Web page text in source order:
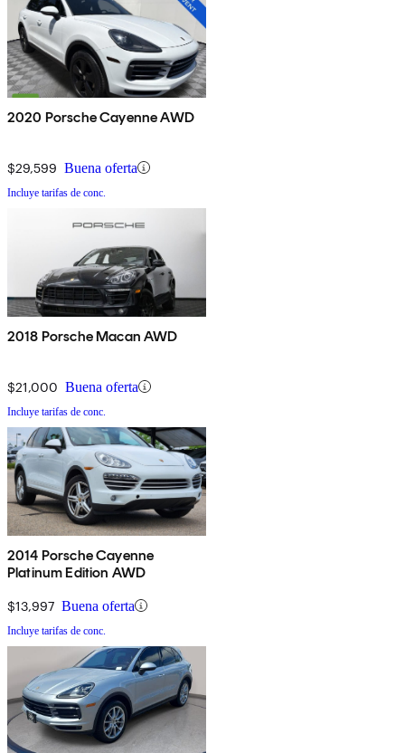
2020 Porsche Cayenne AWD
$29,599 Buena oferta
Incluye tarifas de conc.
2018 Porsche Macan AWD
$21,000 Buena oferta
Incluye tarifas de conc.
2014 Porsche Cayenne
Platinum Edition AWD
$13,997 Buena oferta
Incluye tarifas de conc.